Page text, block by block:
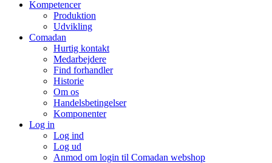
Kompetencer
Produktion
Udvikling
Comadan
Hurtig kontakt
Medarbejdere
Find forhandler
Historie
Om os
Handelsbetingelser
Komponenter
Log in
Log ind
Log ud
Anmod om login til Comadan webshop